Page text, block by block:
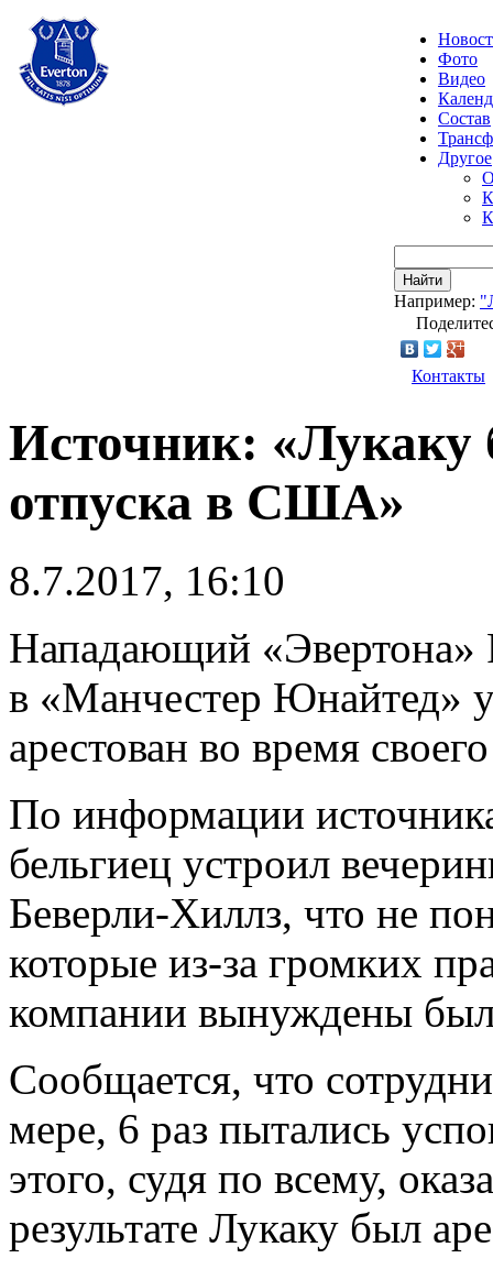
Фото
Видео
Состав
Другое
Найти
Например:
Контакты
Источник: «Лукаку
отпуска в США»
8.7.2017, 16:10
Нападающий «Эвертона»
в «Манчестер Юнайтед»
арестован во время
По информации
бельгиец устроил
Беверли-Хиллз, что не
которые из-за громких
компании вынуждены
Сообщается, что
мере, 6 раз пытались
этого, судя по всему,
результате Лукаку был